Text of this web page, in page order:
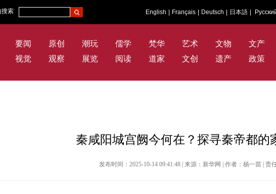
搜索 English Français Deutsch 日本語
要闻 原创 潮玩 儒学 梵华 艺术 文物 文产
视觉
观察 展览 阅读 道家 文创 遗产 政策
秦咸阳城宫阙今何在？探寻秦帝都的
发布时间：2025-10-14 09:41:48 | 来源：新华网 | 作者：杨一苗 | 责